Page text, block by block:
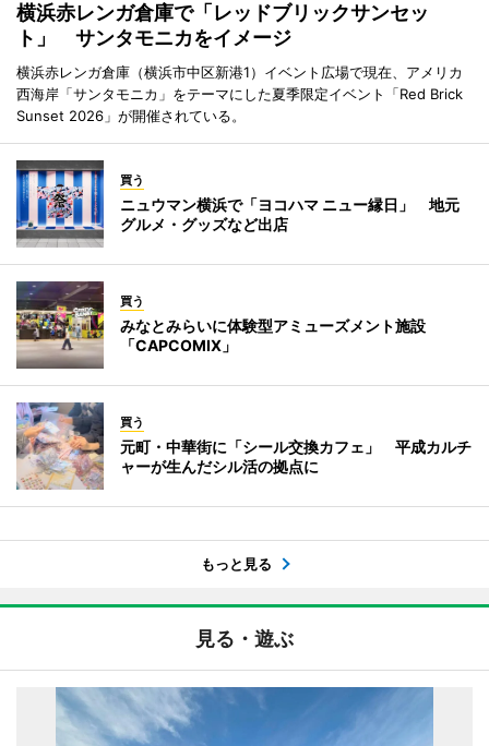
横浜赤レンガ倉庫で「レッドブリックサンセッ
ト」 サンタモニカをイメージ
横浜赤レンガ倉庫（横浜市中区新港1）イベント広場で現在、アメリカ
西海岸「サンタモニカ」をテーマにした夏季限定イベント「Red Brick
Sunset 2026」が開催されている。
買う
ニュウマン横浜で「ヨコハマ ニュー縁日」 地元
グルメ・グッズなど出店
買う
みなとみらいに体験型アミューズメント施設
「CAPCOMIX」
買う
元町・中華街に「シール交換カフェ」 平成カルチ
ャーが生んだシル活の拠点に
もっと見る
見る・遊ぶ